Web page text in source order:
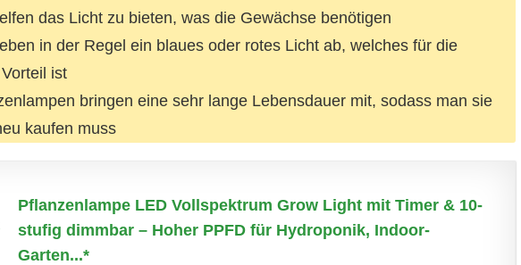
das Licht zu bieten, was die Gewächse benötigen
in der Regel ein blaues oder rotes Licht ab, welches für die
ist
bringen eine sehr lange Lebensdauer mit, sodass man sie
kaufen muss
Pflanzenlampe LED Vollspektrum Grow Light mit Timer & 10-
stufig dimmbar – Hoher PPFD für Hydroponik, Indoor-
Garten...*